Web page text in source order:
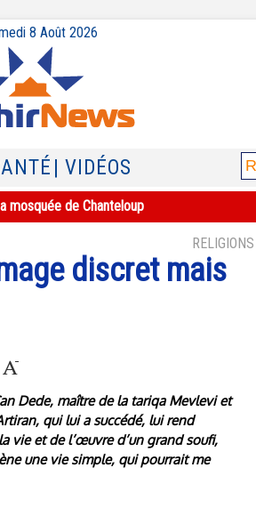
8 Août 2026
| VIDÉOS
mosquée de Chanteloup
RELIGIONS
discret mais
Dede, maître de la tariqa Mevlevi et
qui lui a succédé, lui rend
vie et de l’œuvre d’un grand soufi,
une vie simple, qui pourrait me